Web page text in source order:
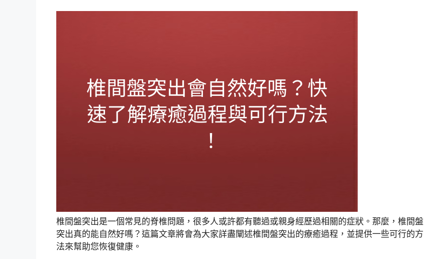
椎間盤突出是一個常見的脊椎問題，很多人或許都有聽過或親身經歷過相關的症狀。那麼，椎間盤
突出真的能自然好嗎？這篇文章將會為大家詳盡闡述椎間盤突出的療癒過程，並提供一些可行的方
法來幫助您恢復健康。